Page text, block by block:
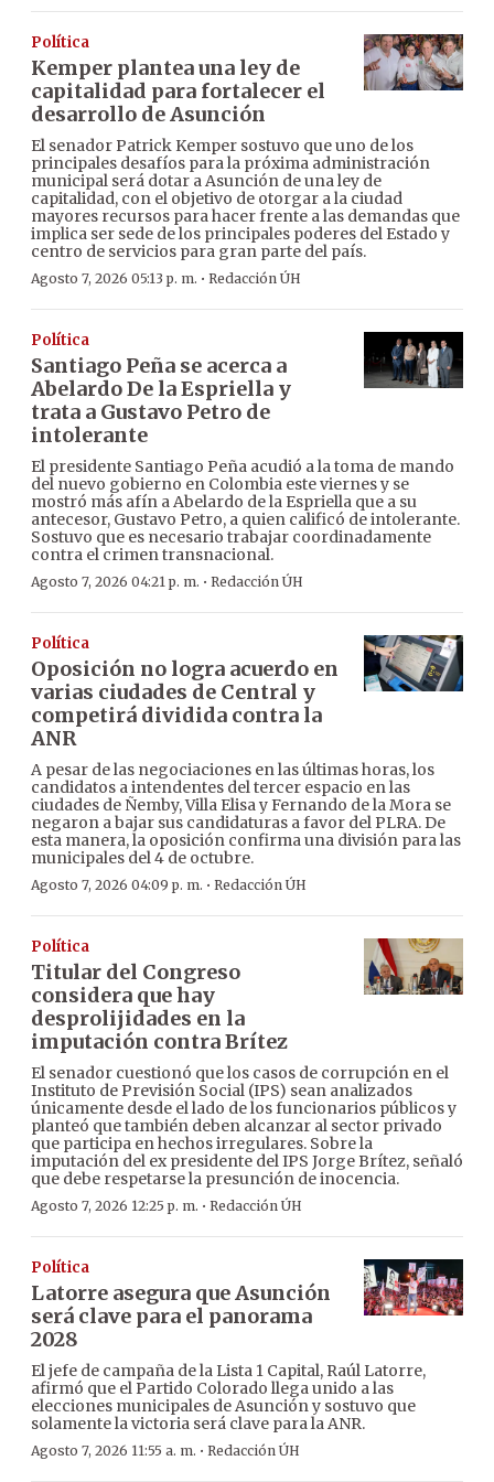
Política
Kemper plantea una ley de
capitalidad para fortalecer el
desarrollo de Asunción
El senador Patrick Kemper sostuvo que uno de los
principales desafíos para la próxima administración
municipal será dotar a Asunción de una ley de
capitalidad, con el objetivo de otorgar a la ciudad
mayores recursos para hacer frente a las demandas que
implica ser sede de los principales poderes del Estado y
centro de servicios para gran parte del país.
Agosto 7, 2026 05:13 p. m. · Redacción ÚH
Política
Santiago Peña se acerca a
Abelardo De la Espriella y
trata a Gustavo Petro de
intolerante
El presidente Santiago Peña acudió a la toma de mando
del nuevo gobierno en Colombia este viernes y se
mostró más afín a Abelardo de la Espriella que a su
antecesor, Gustavo Petro, a quien calificó de intolerante.
Sostuvo que es necesario trabajar coordinadamente
contra el crimen transnacional.
Agosto 7, 2026 04:21 p. m. · Redacción ÚH
Política
Oposición no logra acuerdo en
varias ciudades de Central y
competirá dividida contra la
ANR
A pesar de las negociaciones en las últimas horas, los
candidatos a intendentes del tercer espacio en las
ciudades de Ñemby, Villa Elisa y Fernando de la Mora se
negaron a bajar sus candidaturas a favor del PLRA. De
esta manera, la oposición confirma una división para las
municipales del 4 de octubre.
Agosto 7, 2026 04:09 p. m. · Redacción ÚH
Política
Titular del Congreso
considera que hay
desprolijidades en la
imputación contra Brítez
El senador cuestionó que los casos de corrupción en el
Instituto de Previsión Social (IPS) sean analizados
únicamente desde el lado de los funcionarios públicos y
planteó que también deben alcanzar al sector privado
que participa en hechos irregulares. Sobre la
imputación del ex presidente del IPS Jorge Brítez, señaló
que debe respetarse la presunción de inocencia.
Agosto 7, 2026 12:25 p. m. · Redacción ÚH
Política
Latorre asegura que Asunción
será clave para el panorama
2028
El jefe de campaña de la Lista 1 Capital, Raúl Latorre,
afirmó que el Partido Colorado llega unido a las
elecciones municipales de Asunción y sostuvo que
solamente la victoria será clave para la ANR.
Agosto 7, 2026 11:55 a. m. · Redacción ÚH